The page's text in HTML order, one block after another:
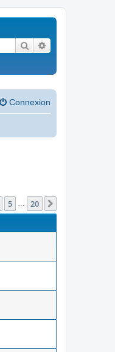
Rechercher
Connexion
5 … 20